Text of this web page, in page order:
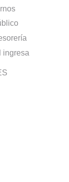
ingresa